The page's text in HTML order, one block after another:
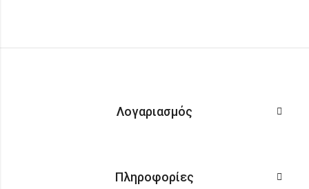
Λογαριασμός
Πληροφορίες